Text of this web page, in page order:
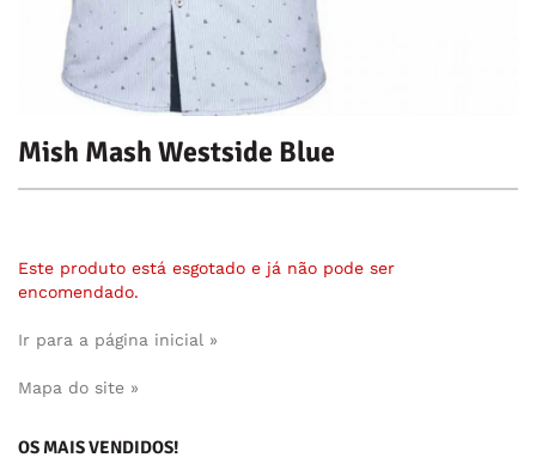
Mish Mash Westside Blue
Este produto está esgotado e já não pode ser
encomendado.
Ir para a página inicial »
Mapa do site »
OS MAIS VENDIDOS!